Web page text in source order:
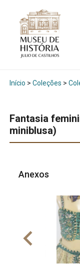
Início > Coleções >
Fantasia
miniblusa)
Anexos